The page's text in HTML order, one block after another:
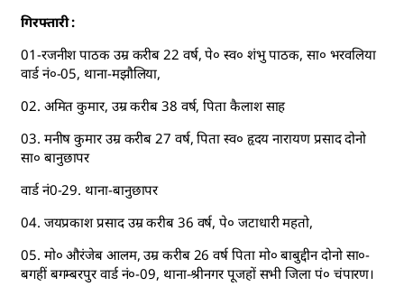
गिरफ्तारी :
01-रजनीश पाठक उम्र करीब 22 वर्ष, पे० स्व० शंभु पाठक, सा० भरवलिया
वार्ड नं०-05, थाना-मझौलिया,
02. अमित कुमार, उम्र करीब 38 वर्ष, पिता कैलाश साह
03. मनीष कुमार उम्र करीब 27 वर्ष, पिता स्व० हृदय नारायण प्रसाद दोनो
सा० बानुछापर
वार्ड नं0-29. थाना-बानुछापर
04. जयप्रकाश प्रसाद उम्र करीब 36 वर्ष, पे० जटाधारी महतो,
05. मो० औरंजेब आलम, उम्र करीब 26 वर्ष पिता मो० बाबुद्दीन दोनो सा०-
बगहीं बगम्बरपुर वार्ड नं०-09, थाना-श्रीनगर पूजहों सभी जिला पं० चंपारण।